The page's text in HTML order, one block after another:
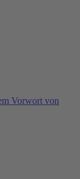
Vorwort von